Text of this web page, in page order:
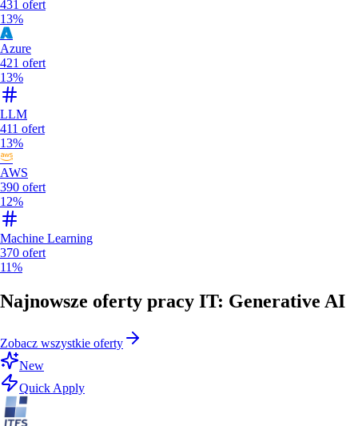
431 ofert
13%
Azure
421 ofert
13%
LLM
411 ofert
13%
AWS
390 ofert
12%
Machine Learning
370 ofert
11%
Najnowsze oferty pracy IT: Generative AI
Zobacz wszystkie oferty
New
Quick Apply